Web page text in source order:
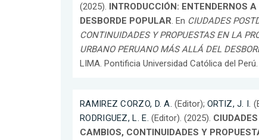
(2025). INTRODUCCIÓN: ENTENDERNOS
DESBORDE POPULAR. En CIUDADES
CONTINUIDADES Y PROPUESTAS EN LA
URBANO PERUANO MÁS ALLÁ DEL
LIMA. Pontificia Universidad Católica del Perú.
RAMIREZ CORZO, D. A. (Editor); ORTIZ, J. I.
RODRIGUEZ, L. E. (Editor). (2025).
CAMBIOS, CONTINUIDADES Y